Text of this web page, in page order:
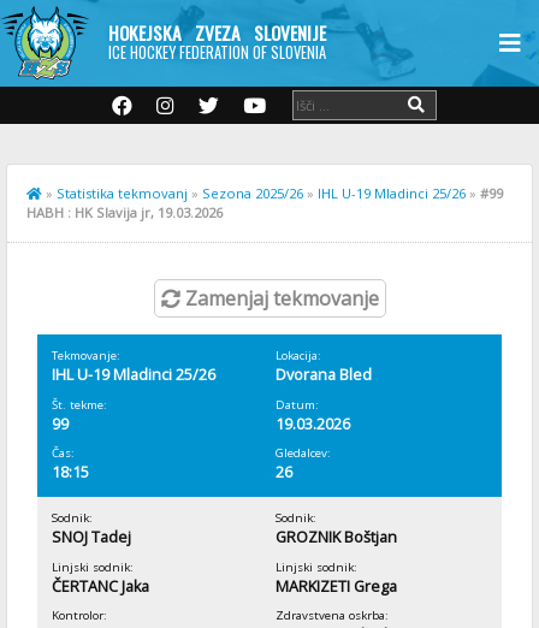
HOKEJSKA ZVEZA SLOVENIJE
ICE HOCKEY FEDERATION OF SLOVENIA
» Statistika tekmovanj » Sezona 2025/26 » IHL U-19 Mladinci 25/26 » #99
HABH : HK Slavija jr, 19.03.2026
Zamenjaj tekmovanje
Tekmovanje:
IHL U-19 Mladinci 25/26
Lokacija:
Dvorana Bled
Št. tekme:
99
Datum:
19.03.2026
Čas:
18:15
Gledalcev:
26
Sodnik:
SNOJ Tadej
Sodnik:
GROZNIK Boštjan
Linjski sodnik:
ČERTANC Jaka
Linjski sodnik:
MARKIZETI Grega
Kontrolor: Zdravstvena oskrba: